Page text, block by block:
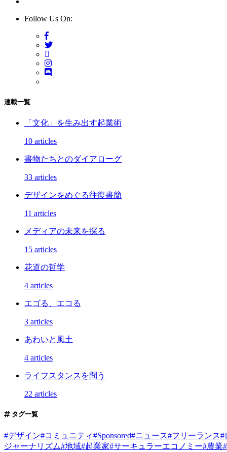
Follow Us On:
連載一覧
「文化」を生み出す起業術
10 articles
書物たちとのダイアローグ
33 articles
デザインをめぐる往復書簡
11 articles
メディアの未来を探る
15 articles
花道の哲学
4 articles
エゴる、エコる
3 articles
あわいと風土
4 articles
ライフスタンスを問う
22 articles
タグ一覧
#デザイン#コミュニティ#Sponsored#ニュース#フリーランス#
ジャーナリズム#地域#起業家#サーキュラーエコノミー#農業#